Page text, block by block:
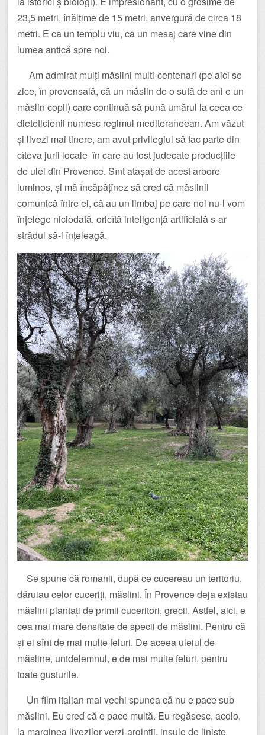
23,5 metri, înălțime de 15 metri, anvergură de circa 18
metri. E ca un templu viu, ca un mesaj care vine din
lumea antică spre noi.
Am admirat mulți măslini multi-centenari (pe aici se
zice, în provensală, că un măslin de o sută de ani e un
măslin copil) care continuă să pună umărul la ceea ce
dieteticienii numesc regimul mediteraneean. Am văzut
și livezi mai tinere, am avut privilegiul să fac parte din
cîteva jurii locale în care au fost judecate producțiile
de ulei din Provence. Sînt atașat de acest arbore
luminos, și mă încăpățînez să cred că măslinii
comunică între ei, că au un limbaj pe care noi nu-l vom
înțelege niciodată, oricîtă inteligență artificială s-ar
strădui să-i înțeleagă.
Se spune că romanii, după ce cucereau un teritoriu,
dăruiau celor cuceriți, măslini. În Provence deja existau
măslini plantați de primii cuceritori, grecii. Astfel, aici, e
cea mai mare densitate de specii de măslini. Pentru că
și ei sînt de mai multe feluri. De aceea uleiul de
măsline, untdelemnul, e de mai multe feluri, pentru
toate gusturile.
Un film italian mai vechi spunea că nu e pace sub
măslini. Eu cred că e pace multă. Eu regăsesc, acolo,
la marginea livezilor verzi-argintii, insule de liniște